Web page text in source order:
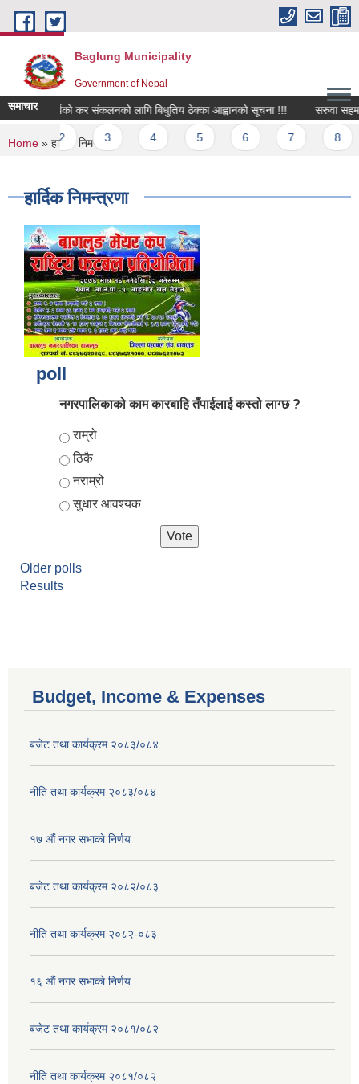
Skip to main content
Baglung Municipality
Government of Nepal
समाचार
बिभिन्न कार्यको कर संकलनको लागि बिधुतिय ठेक्का आह्वानको सूचना !!! सरुवा
Pages
1 3
You are here
Home » हार्दिक निमन्त्रणा
हार्दिक निमन्त्रणा
poll
नगरपालिकाको काम कारबाहि तँपाईलाई कस्तो लाग्छ ?
Choices
राम्रो
ठिकै
नराम्रो
सुधार आवश्यक
Older polls
Results
Budget, Income & Expenses
बजेट तथा कार्यक्रम २०८३/०८४
नीति तथा कार्यक्रम २०८३/०८४
१७ ‌‍औं नगर सभाकाे निर्णय
बजेट तथा कार्यक्रम २०८२/०८३
नीति तथा कार्यक्रम २०८२-०८३
१६ ‌औं नगर सभाकाे निर्णय
बजेट तथा कार्यक्रम २०८१/०८२
नीति तथा कार्यक्रम २०८१/०८२